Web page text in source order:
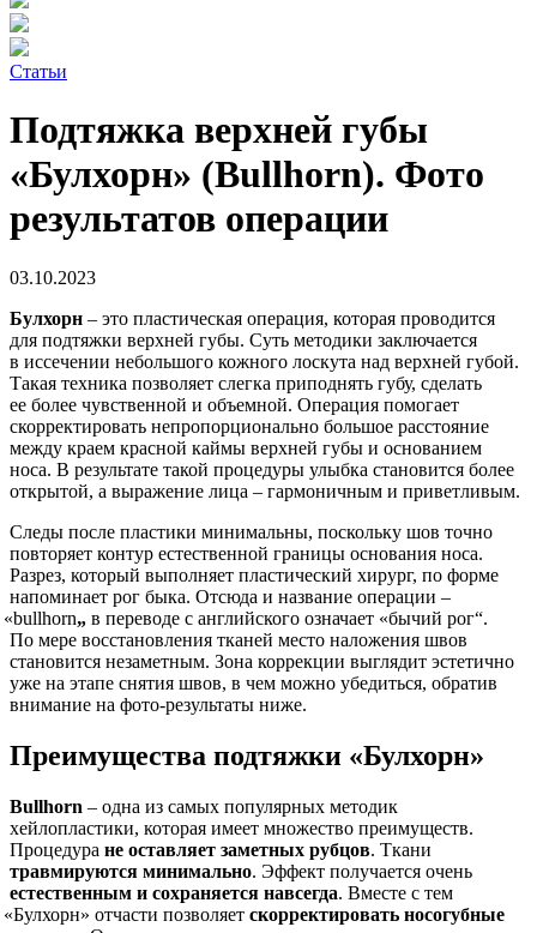
Статьи
Подтяжка верхней губы
«Булхорн» (Bullhorn). Фото
результатов операции
03.10.2023
Булхорн – это пластическая операция, которая проводится
для подтяжки верхней губы. Суть методики заключается
в иссечении небольшого кожного лоскута над верхней губой.
Такая техника позволяет слегка приподнять губу, сделать
ее более чувственной и объемной. Операция помогает
скорректировать непропорционально большое расстояние
между краем красной каймы верхней губы и основанием
носа. В результате такой процедуры улыбка становится более
открытой, а выражение лица – гармоничным и приветливым.
Следы после пластики минимальны, поскольку шов точно
повторяет контур естественной границы основания носа.
Разрез, который выполняет пластический хирург, по форме
напоминает рог быка. Отсюда и название операции –
«bullhorn„ в переводе с английского означает «бычий рог“.
По мере восстановления тканей место наложения швов
становится незаметным. Зона коррекции выглядит эстетично
уже на этапе снятия швов, в чем можно убедиться, обратив
внимание на фото-результаты ниже.
Преимущества подтяжки «Булхорн»
Bullhorn – одна из самых популярных методик
хейлопластики, которая имеет множество преимуществ.
Процедура не оставляет заметных рубцов. Ткани
травмируются минимально. Эффект получается очень
естественным и сохраняется навсегда. Вместе с тем
«Булхорн» отчасти позволяетскорректировать носогубные